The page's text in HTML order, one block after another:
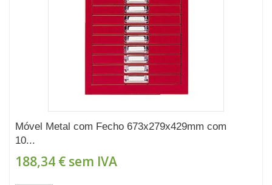
Móvel Metal com Fecho 673x279x429mm com
10...
188,34 € sem IVA